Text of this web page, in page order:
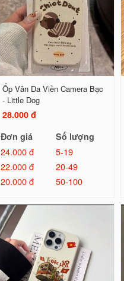
Ốp Vân Da Viền Camera Bạc
- Little Dog
28.000 đ
Đơn giá
Số lượng
24.000 đ
5-19
22.000 đ
20-49
20.000 đ
50-100